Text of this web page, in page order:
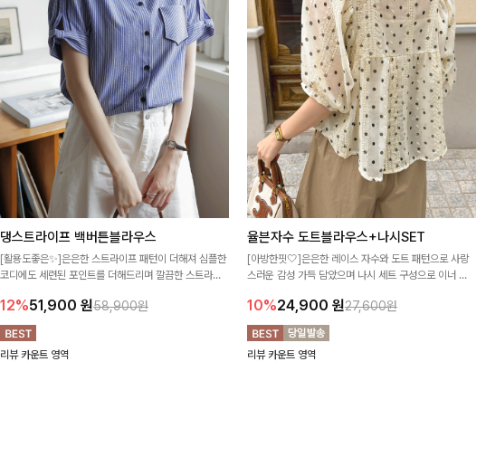
댕스트라이프 백버튼블라우스
[활용도좋은✨]은은한 스트라이프 패턴이 더해져 심플한
코디에도 세련된 포인트를 더해드리며 깔끔한 스트라이
12%51,900 원58,900원
리뷰 카운트 영역
율븐자수 도트블라우스+나시SET
[아방한핏🤍]은은한 레이스 자수와 도트 패턴으로 사랑
스러운 감성 가득 담았으며 나시 세트 구성으로 이너 걱
10%24,900 원27,600원
리뷰 카운트 영역